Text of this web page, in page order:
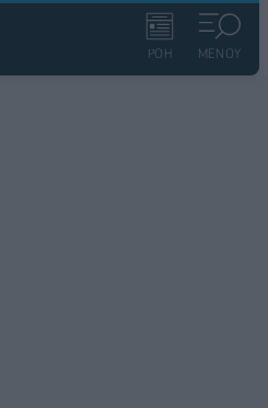
ΡΟΗ ΜΕΝΟΥ